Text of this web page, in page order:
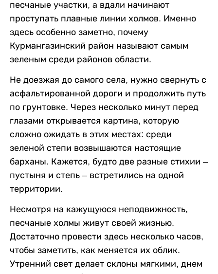
песчаные участки, а вдали начинают
проступать плавные линии холмов. Именно
здесь особенно заметно, почему
Курмангазинский район называют самым
зеленым среди районов области.
Не доезжая до самого села, нужно свернуть с
асфальтированной дороги и продолжить путь
по грунтовке. Через несколько минут перед
глазами открывается картина, которую
сложно ожидать в этих местах: среди
зеленой степи возвышаются настоящие
барханы. Кажется, будто две разные стихии –
пустыня и степь – встретились на одной
территории.
Несмотря на кажущуюся неподвижность,
песчаные холмы живут своей жизнью.
Достаточно провести здесь несколько часов,
чтобы заметить, как меняется их облик.
Утренний свет делает склоны мягкими, днем